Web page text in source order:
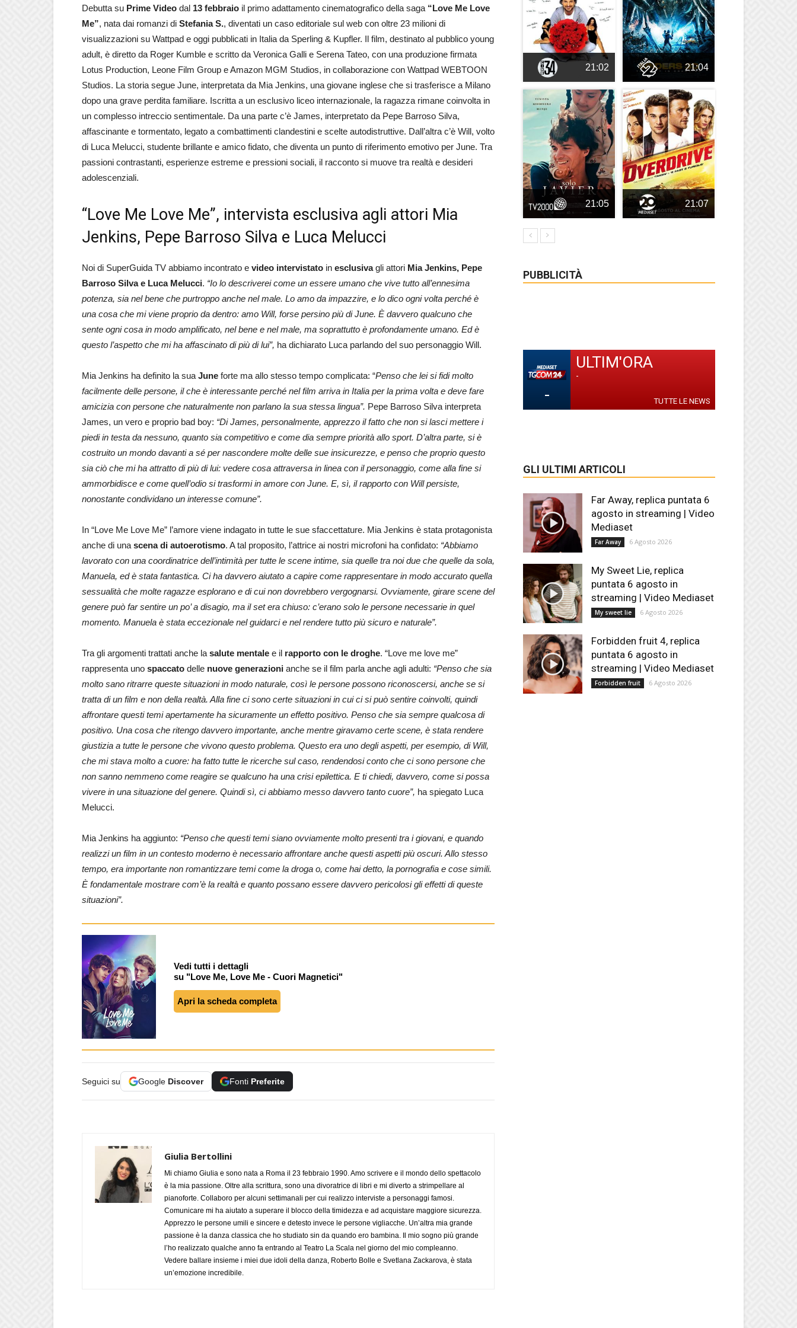
Debutta su Prime Video dal 13 febbraio il primo adattamento cinematografico della saga “Love Me Love
Me”, nata dai romanzi di Stefania S., diventati un caso editoriale sul web con oltre 23 milioni di
visualizzazioni su Wattpad e oggi pubblicati in Italia da Sperling & Kupfler. Il film, destinato al pubblico young
adult, è diretto da Roger Kumble e scritto da Veronica Galli e Serena Tateo, con una produzione firmata
Lotus Production, Leone Film Group e Amazon MGM Studios, in collaborazione con Wattpad WEBTOON
Studios. La storia segue June, interpretata da Mia Jenkins, una giovane inglese che si trasferisce a Milano
dopo una grave perdita familiare. Iscritta a un esclusivo liceo internazionale, la ragazza rimane coinvolta in
un complesso intreccio sentimentale. Da una parte c’è James, interpretato da Pepe Barroso Silva,
affascinante e tormentato, legato a combattimenti clandestini e scelte autodistruttive. Dall’altra c’è Will, volto
di Luca Melucci, studente brillante e amico fidato, che diventa un punto di riferimento emotivo per June. Tra
passioni contrastanti, esperienze estreme e pressioni sociali, il racconto si muove tra realtà e desideri
adolescenziali.
“Love Me Love Me”, intervista esclusiva agli attori Mia
Jenkins, Pepe Barroso Silva e Luca Melucci
Noi di SuperGuida TV abbiamo incontrato e video intervistato in esclusivagli attori Mia Jenkins, Pepe
Barroso Silva e Luca Melucci. “Io lo descriverei come un essere umano che vive tutto all’ennesima
potenza, sia nel bene che purtroppo anche nel male. Lo amo da impazzire, e lo dico ogni volta perché è
una cosa che mi viene proprio da dentro: amo Will, forse persino più di June. È davvero qualcuno che
sente ogni cosa in modo amplificato, nel bene e nel male, ma soprattutto è profondamente umano. Ed è
questo l’aspetto che mi ha affascinato di più di lui”, ha dichiarato Luca parlando del suo personaggio Will.
Mia Jenkins ha definito la sua June forte ma allo stesso tempo complicata: “Penso che lei si fidi molto
facilmente delle persone, il che è interessante perché nel film arriva in Italia per la prima volta e deve fare
amicizia con persone che naturalmente non parlano la sua stessa lingua”. Pepe Barroso Silva interpreta
James, un vero e proprio bad boy: “Di James, personalmente, apprezzo il fatto che non si lasci mettere i
piedi in testa da nessuno, quanto sia competitivo e come dia sempre priorità allo sport. D’altra parte, si è
costruito un mondo davanti a sé per nascondere molte delle sue insicurezze, e penso che proprio questo
sia ciò che mi ha attratto di più di lui: vedere cosa attraversa in linea con il personaggio, come alla fine si
ammorbidisce e come quell’odio si trasformi in amore con June. E, sì, il rapporto con Will persiste,
nonostante condividano un interesse comune”.
In “Love Me Love Me” l’amore viene indagato in tutte le sue sfaccettature. Mia Jenkins è stata protagonista
anche di una scena di autoerotismo. A tal proposito, l’attrice ai nostri microfoni ha confidato: “Abbiamo
lavorato con una coordinatrice dell’intimità per tutte le scene intime, sia quelle tra noi due che quelle da sola,
Manuela, ed è stata fantastica. Ci ha davvero aiutato a capire come rappresentare in modo accurato quella
sessualità che molte ragazze esplorano e di cui non dovrebbero vergognarsi. Ovviamente, girare scene del
genere può far sentire un po’ a disagio, ma il set era chiuso: c’erano solo le persone necessarie in quel
momento. Manuela è stata eccezionale nel guidarci e nel rendere tutto più sicuro e naturale”.
Tra gli argomenti trattati anche la salute mentale e il rapporto con le droghe. “Love me love me”
rappresenta uno spaccato delle nuove generazioni anche se il film parla anche agli adulti: “Penso che sia
molto sano ritrarre queste situazioni in modo naturale, così le persone possono riconoscersi, anche se si
tratta di un film e non della realtà. Alla fine ci sono certe situazioni in cui ci si può sentire coinvolti, quindi
affrontare questi temi apertamente ha sicuramente un effetto positivo. Penso che sia sempre qualcosa di
positivo. Una cosa che ritengo davvero importante, anche mentre giravamo certe scene, è stata rendere
giustizia a tutte le persone che vivono questo problema. Questo era uno degli aspetti, per esempio, di Will,
che mi stava molto a cuore: ha fatto tutte le ricerche sul caso, rendendosi conto che ci sono persone che
non sanno nemmeno come reagire se qualcuno ha una crisi epilettica. E ti chiedi, davvero, come si possa
vivere in una situazione del genere. Quindi sì, ci abbiamo messo davvero tanto cuore”, ha spiegato Luca
Melucci.
Mia Jenkins ha aggiunto: “Penso che questi temi siano ovviamente molto presenti tra i giovani, e quando
realizzi un film in un contesto moderno è necessario affrontare anche questi aspetti più oscuri. Allo stesso
tempo, era importante non romantizzare temi come la droga o, come hai detto, la pornografia e cose simili.
È fondamentale mostrare com’è la realtà e quanto possano essere davvero pericolosi gli effetti di queste
situazioni”.
Vedi tutti i dettagli
su "Love Me, Love Me - Cuori Magnetici"
Apri la scheda completa
Seguici su Google Discover Fonti Preferite
Giulia Bertollini
Mi chiamo Giulia e sono nata a Roma il 23 febbraio 1990. Amo scrivere e il mondo dello spettacolo
è la mia passione. Oltre alla scrittura, sono una divoratrice di libri e mi diverto a strimpellare al
pianoforte. Collaboro per alcuni settimanali per cui realizzo interviste a personaggi famosi.
Comunicare mi ha aiutato a superare il blocco della timidezza e ad acquistare maggiore sicurezza.
Apprezzo le persone umili e sincere e detesto invece le persone vigliacche. Un’altra mia grande
passione è la danza classica che ho studiato sin da quando ero bambina. Il mio sogno più grande
l’ho realizzato qualche anno fa entrando al Teatro La Scala nel giorno del mio compleanno.
Vedere ballare insieme i miei due idoli della danza, Roberto Bolle e Svetlana Zackarova, è stata
un’emozione incredibile.
21:02 21:04
21:05 21:07
PUBBLICITÀ
-
ULTIM'ORA
-
TUTTE LE NEWS
GLI ULTIMI ARTICOLI
Far Away, replica puntata 6
agosto in streaming | Video
Mediaset
Far Away 6 Agosto 2026
My Sweet Lie, replica
puntata 6 agosto in
streaming | Video Mediaset
My sweet lie 6 Agosto 2026
Forbidden fruit 4, replica
puntata 6 agosto in
streaming | Video Mediaset
Forbidden fruit 6 Agosto 2026